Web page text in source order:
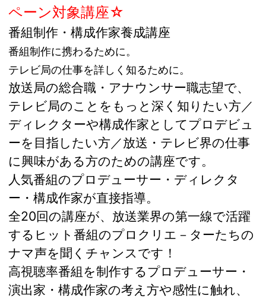
ペーン対象講座☆
番組制作・構成作家養成講座
番組制作に携わるために。
テレビ局の仕事を詳しく知るために。
放送局の総合職・アナウンサー職志望で、
テレビ局のことをもっと深く知りたい方／
ディレクターや構成作家としてプロデビュ
ーを目指したい方／放送・テレビ界の仕事
に興味がある方のための講座です。
人気番組のプロデューサー・ディレクタ
ー・構成作家が直接指導。
全20回の講座が、放送業界の第一線で活躍
するヒット番組のプロクリエ－ターたちの
ナマ声を聞くチャンスです！
高視聴率番組を制作するプロデューサー・
演出家・構成作家の考え方や感性に触れ、